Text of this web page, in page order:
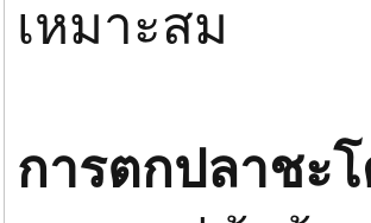
เหมาะสม
การตกปลาชะ